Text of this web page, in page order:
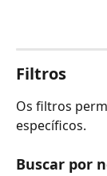
Filtros
Os filtros
específicos.
Buscar por